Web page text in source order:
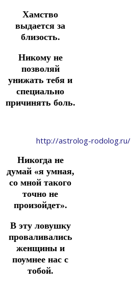
Хамство
выдается за
близость.
Никому не
позволяй
унижать тебя и
специально
причинять боль.
http://astrolog-rodolog.ru/
Никогда не
думай «я умная,
со мной такого
точно не
произойдет».
В эту ловушку
проваливались
женщины и
поумнее нас с
тобой.